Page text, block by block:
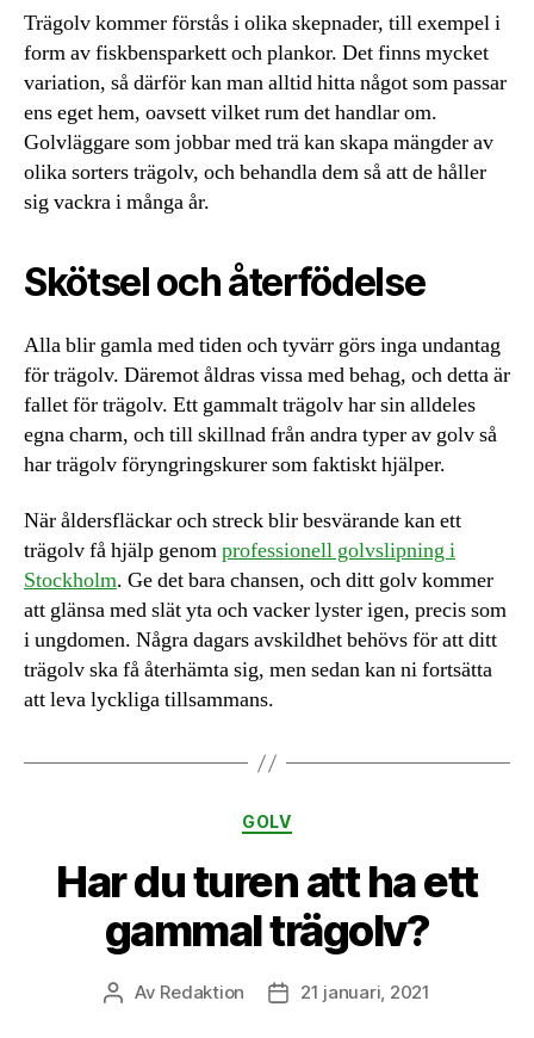
Trägolv kommer förstås i olika skepnader, till exempel i
form av fiskbensparkett och plankor. Det finns mycket
variation, så därför kan man alltid hitta något som passar
ens eget hem, oavsett vilket rum det handlar om.
Golvläggare som jobbar med trä kan skapa mängder av
olika sorters trägolv, och behandla dem så att de håller
sig vackra i många år.
Skötsel och återfödelse
Alla blir gamla med tiden och tyvärr görs inga undantag
för trägolv. Däremot åldras vissa med behag, och detta är
fallet för trägolv. Ett gammalt trägolv har sin alldeles
egna charm, och till skillnad från andra typer av golv så
har trägolv föryngringskurer som faktiskt hjälper.
När åldersfläckar och streck blir besvärande kan ett
trägolv få hjälp genomprofessionell golvslipning i
Stockholm. Ge det bara chansen, och ditt golv kommer
att glänsa med slät yta och vacker lyster igen, precis som
i ungdomen. Några dagars avskildhet behövs för att ditt
trägolv ska få återhämta sig, men sedan kan ni fortsätta
att leva lyckliga tillsammans.
Kategorier
GOLV
Har du turen att ha ett
gammal trägolv?
Inläggsförfattare
Av Redaktion Inläggsdatum
21 januari, 2021